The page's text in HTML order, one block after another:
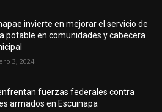
invierte en mejorar el servicio de
potable en comunidades y cabecera
3, 2024
fuerzas federales contra
armados en Escuinapa